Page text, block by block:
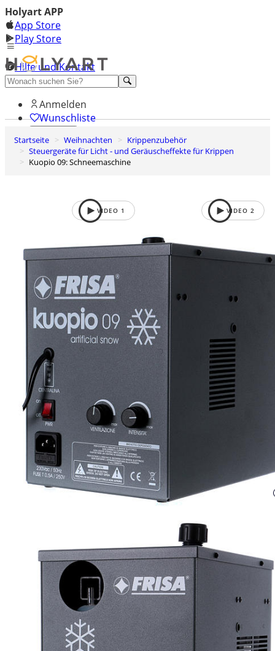
Holyart APP
App Store
Play Store
Hilfe und Kontakt
Entdecken Sie Premium
Anmelden
Wunschliste
0
Warenkorb
Startseite Weihnachten
Krippenzubehör
Steuergeräte für Licht - und Geräuscheffekte für Krippen
Kuopio 09: Schneemaschine
VIDEO 1 VIDEO 2